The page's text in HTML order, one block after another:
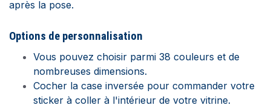
après la pose.
Options de personnalisation
Vous pouvez choisir parmi 38 couleurs et de
nombreuses dimensions.
Cocher la case inversée pour commander votre
sticker à coller à l'intérieur de votre vitrine.